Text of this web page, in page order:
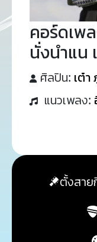
คอร์ดเพ
นั่งนำแน
ศิลปิน: เต๋า
แนวเพลง:
ตั้งสาย